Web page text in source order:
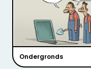
Ondergronds